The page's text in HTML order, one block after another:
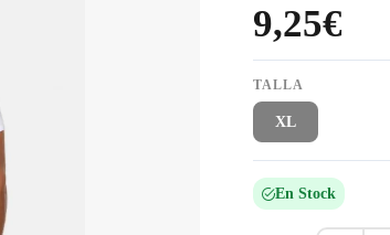
9,25€
TALLA
XL
En Stock